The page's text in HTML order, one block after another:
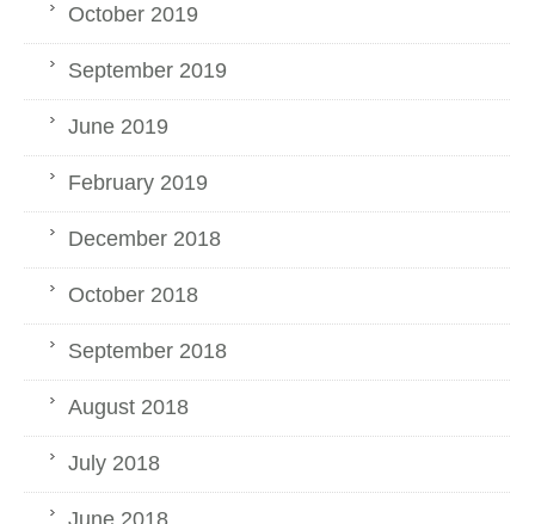
October 2019
September 2019
June 2019
February 2019
December 2018
October 2018
September 2018
August 2018
July 2018
June 2018